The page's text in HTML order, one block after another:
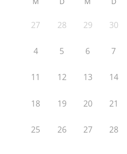
27 28 29 30
4 5 6 7
11 12 13 14
18 19 20 21
25 26 27 28